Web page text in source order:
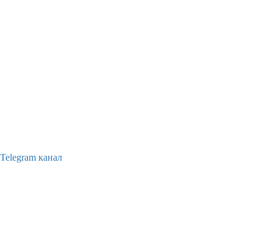
Telegram канал